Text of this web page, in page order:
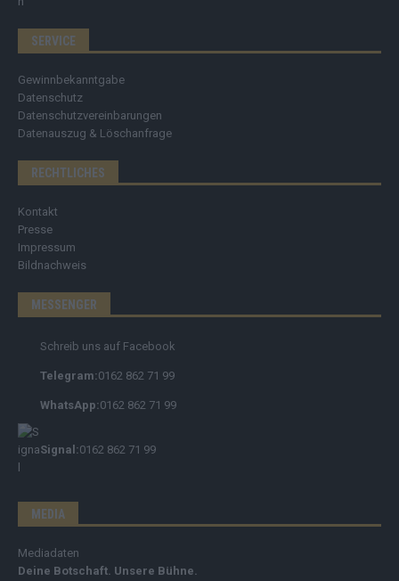
SERVICE
Gewinnbekanntgabe
Datenschutz
Datenschutzvereinbarungen
Datenauszug & Löschanfrage
RECHTLICHES
Kontakt
Presse
Impressum
Bildnachweis
MESSENGER
Schreib uns auf Facebook
Telegram:0162 862 71 99
WhatsApp:0162 862 71 99
Signal:0162 862 71 99
MEDIA
Mediadaten
Deine Botschaft. Unsere Bühne.